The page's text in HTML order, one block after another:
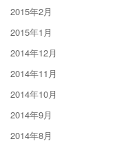
2015年2月
2015年1月
2014年12月
2014年11月
2014年10月
2014年9月
2014年8月